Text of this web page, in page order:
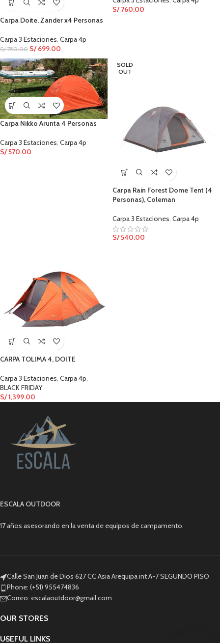
Carpa Doite, Zander x4 Personas
Carpa 3 Estaciones, Carpa 4p
S/750.00 S/ 699.00
S/ 760.00
Carpa Nikko Arunta 4 Personas
Carpa 3 Estaciones, Carpa 4p
S/570.00
SOLD
OUT
Carpa Rain Forest Dome Tent (4
Personas), Coleman
Carpa 3 Estaciones, Carpa 4p
S/540.00
CARPA TOLIMA 4, DOITE
Carpa 3 Estaciones, Carpa 4p,
BLACK FRIDAY
S/1,399.00
ESCALA OUTDOOR
17 años asesorando en la venta de equipos de campamento.
Calle San Juan de Dios 627 CC Asia Arequipa int A-7 SEGUNDO PISO
Phone: (+51) 955474836
Correo: escalaoutdoor@gmail.com
OUR STORES
USEFUL LINKS